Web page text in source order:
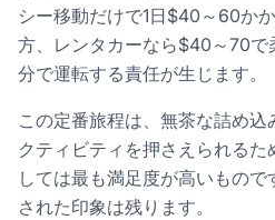
シー移動だけで1日$40～60か
方、レンタカーなら$40～70で
分で運転する責任が生じます。
この定番旅程は、無茶な詰め
クティビティを押さえられるた
しては最も満足度が高いもの
された印象は残ります。